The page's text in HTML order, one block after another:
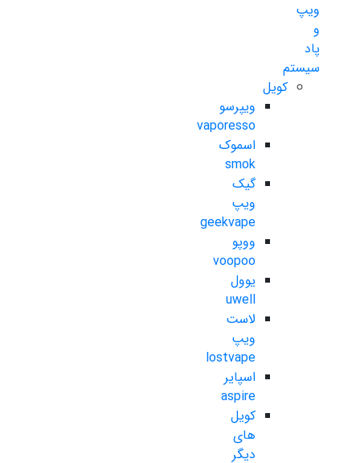
ویپ
و
پاد
سیستم
کویل
ویپرسو
vaporesso
اسموک
smok
گیک
ویپ
geekvape
ووپو
voopoo
یوول
uwell
لاست
ویپ
lostvape
اسپایر
aspire
کویل
های
دیگر